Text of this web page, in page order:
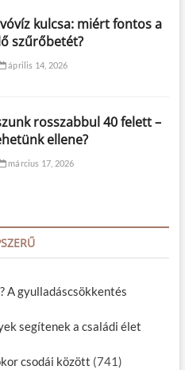
kulcsa: miért fontos a
szűrőbetét?
április 14, 2026
rosszabbul 40 felett –
ellene?
március 17, 2026
A gyulladáscsökkentés
segítenek a családi élet
csodái között (741)